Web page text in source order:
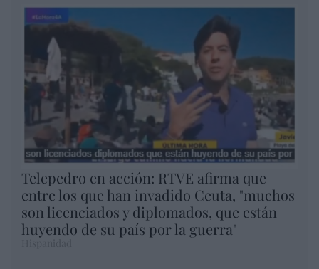
Telepedro en acción: RTVE afirma que
entre los que han invadido Ceuta, "muchos
son licenciados y diplomados, que están
huyendo de su país por la guerra"